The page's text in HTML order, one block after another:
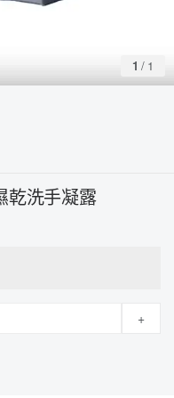
1 / 1
乾洗手凝露
+